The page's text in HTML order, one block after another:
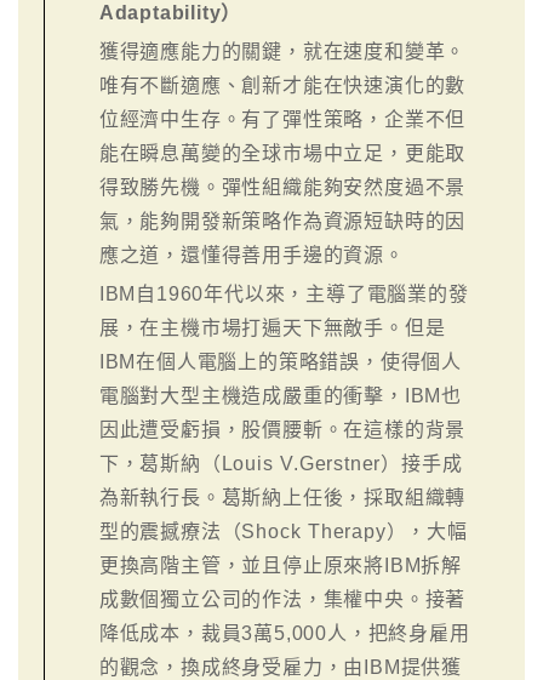
Adaptability）
獲得適應能力的關鍵，就在速度和變革。
唯有不斷適應、創新才能在快速演化的數
位經濟中生存。有了彈性策略，企業不但
能在瞬息萬變的全球市場中立足，更能取
得致勝先機。彈性組織能夠安然度過不景
氣，能夠開發新策略作為資源短缺時的因
應之道，還懂得善用手邊的資源。
IBM自1960年代以來，主導了電腦業的發
展，在主機市場打遍天下無敵手。但是
IBM在個人電腦上的策略錯誤，使得個人
電腦對大型主機造成嚴重的衝擊，IBM也
因此遭受虧損，股價腰斬。在這樣的背景
下，葛斯納（Louis V.Gerstner）接手成
為新執行長。葛斯納上任後，採取組織轉
型的震撼療法（Shock Therapy），大幅
更換高階主管，並且停止原來將IBM拆解
成數個獨立公司的作法，集權中央。接著
降低成本，裁員3萬5,000人，把終身雇用
的觀念，換成終身受雇力，由IBM提供獲